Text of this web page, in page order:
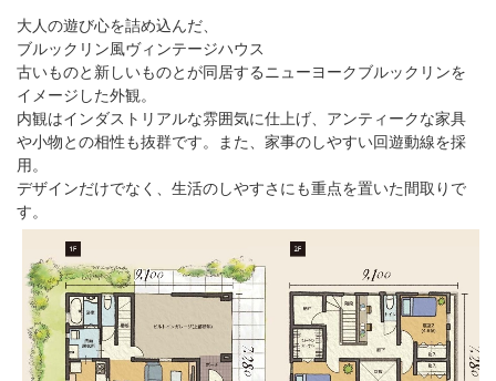
大人の遊び心を詰め込んだ、
ブルックリン風ヴィンテージハウス
古いものと新しいものとが同居するニューヨークブルックリンを
イメージした外観。
内観はインダストリアルな雰囲気に仕上げ、アンティークな家具
や小物との相性も抜群です。また、家事のしやすい回遊動線を採
用。
デザインだけでなく、生活のしやすさにも重点を置いた間取りで
す。